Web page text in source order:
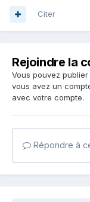
Citer
Rejoindre la
Vous pouvez
vous avez un
avec votre compte.
Répondre à